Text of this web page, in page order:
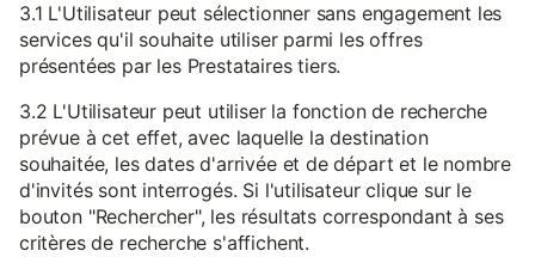
3.1 L'Utilisateur peut sélectionner sans engagement les
services qu'il souhaite utiliser parmi les offres
présentées par les Prestataires tiers.
3.2 L'Utilisateur peut utiliser la fonction de recherche
prévue à cet effet, avec laquelle la destination
souhaitée, les dates d'arrivée et de départ et le nombre
d'invités sont interrogés. Si l'utilisateur clique sur le
bouton "Rechercher", les résultats correspondant à ses
critères de recherche s'affichent.